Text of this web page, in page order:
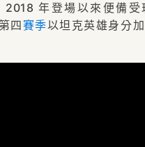
2018 年登場以來便備受
四賽季以坦克英雄身分